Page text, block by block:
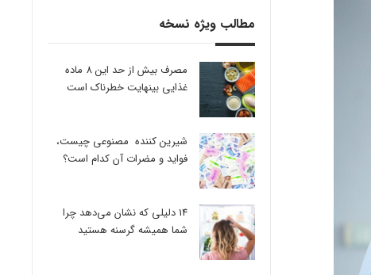
مطالب ویژه نسخه
مصرف بیش از حد این 8 ماده
غذایی بینهایت خطرناک است
شیرین کننده مصنوعی چیست،
فواید و مضرات آن کدام است؟
14 دلیلی که نشان می‌دهد چرا
شما همیشه گرسنه هستید